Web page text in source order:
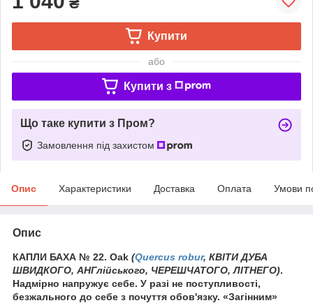
Купити
або
Купити з
Що таке купити з Пром?
Замовлення під захистом
Опис Характеристики Доставка Оплата Умови
Опис
КАПЛИ БАХА № 22. Oak (Quercus robur, КВІТИ ДУБА
ШВИДКОГО, АНГлійського, ЧЕРЕШЧАТОГО, ЛІТНЕГО).
Надмірно напружує себе. У разі не поступливості,
безжального до себе з почуття обов'язку. «Загінним»